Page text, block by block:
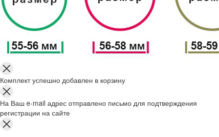
Комплект успешно добавлен в корзину
На Ваш e-mail адрес отправлено письмо для подтверждения
регистрации на сайте